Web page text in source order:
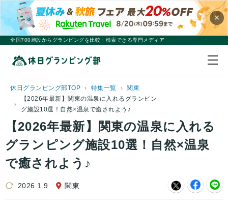
×
全国700施設からグランピングを比較・検索できる専門メディア
休日グランピング部TOP 特集一覧
関東
【2026年最新】関東の温泉に入れるグランピン
グ施設10選！自然×温泉で癒されよう♪
【2026年最新】関東の温泉に入れる
グランピング施設10選！自然×温泉
で癒されよう♪
2026.1.9 関東